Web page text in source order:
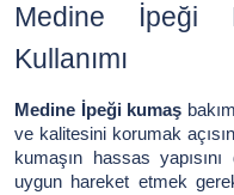
Medine İpeği
Kullanımı
Medine İpeği kumaş
ve kalitesini korumak
kumaşın hassas
uygun hareket etmek